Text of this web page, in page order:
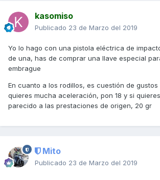
kasomiso
Publicado 23 de Marzo del 2019
Yo lo hago con una pistola eléctrica de
de una, has de comprar una llave especial
embrague
En cuanto a los rodillos, es cuestión de gustos
quieres mucha aceleración, pon 18 y si
parecido a las prestaciones de origen, 20 gr
Mito
Publicado 23 de Marzo del 2019